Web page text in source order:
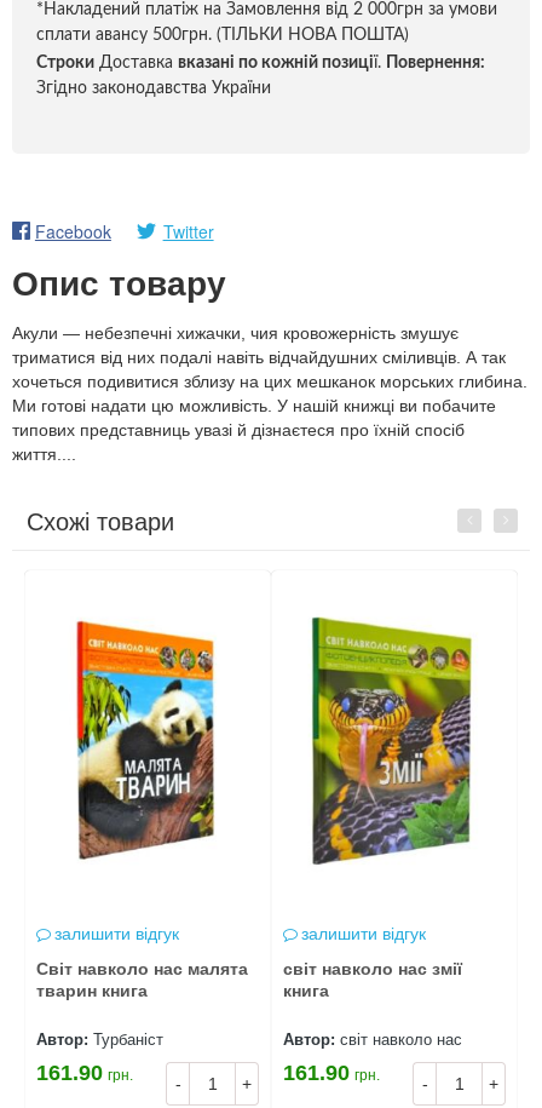
*Накладений платіж на Замовлення від 2 000грн за умови
сплати авансу 500грн. (ТІЛЬКИ НОВА ПОШТА)
Строки Доставка вказані по кожній позиції.
Повернення:
Згідно законодавства України
Facebook Twitter
Опис товару
Акули — небезпечні хижачки, чия кровожерність змушує
триматися від них подалі навіть відчайдушних сміливців. А так
хочеться подивитися зблизу на цих мешканок морських глибина.
Ми готові надати цю можливість. У нашій книжці ви побачите
типових представниць увазі й дізнаєтеся про їхній спосіб
життя....
Схожі товари Previous
залишити відгук
Світ навколо нас малята
тварин книга
Автор: Турбаніст
- +
161.90 грн.
залишити відгук
світ навколо нас змії
книга
Автор: світ навколо нас
- +
161.90 грн.
Next